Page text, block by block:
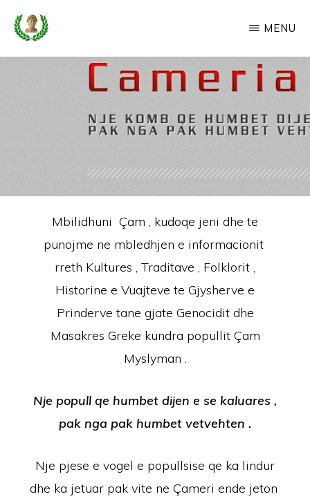
Skip
mainCAMERIA
Popullit
MENU
Mbilidhuni Çam , kudoqe jeni dhe te
punojme ne mbledhjen e informacionit
rreth Kultures , Traditave , Folklorit ,
Historine e Vuajteve te Gjysherve e
Prinderve tane gjate Genocidit dhe
Masakres Greke kundra popullit Çam
Myslyman .
Nje popull qe humbet dijen e se kaluares ,
pak nga pak humbet vetvehten .
Nje pjese e vogel e popullsise qe ka lindur
dhe ka jetuar pak vite ne Çameri ende jeton